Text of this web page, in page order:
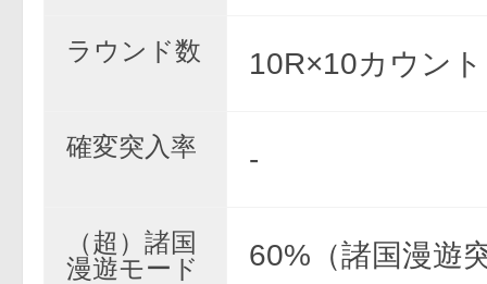
ラウンド数 10R×10カウント
確変突入率 -
（超）諸国
漫遊モード
60%（諸国漫遊